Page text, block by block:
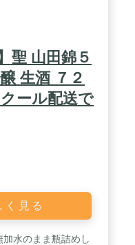
聖 山田錦５
生酒 ７２
ール配送で
く見る
加水のまま瓶詰めし